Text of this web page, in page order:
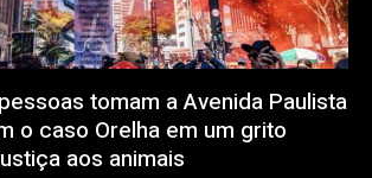
tomam a Avenida Paulista
o caso Orelha em um grito
aos animais